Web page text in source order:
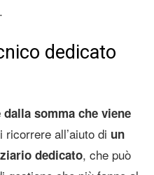
dedicato
somma che viene
all’aiuto di un
dedicato, che può